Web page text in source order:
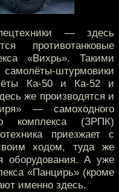
— здесь
противотанковые
«Вихрь». Такими
штурмовики
Ка-50 и Ка-52 и
же производятся и
— самоходного
комплекса (ЗРПК)
приезжает с
ходом, туда же
оборудования. А уже
«Панцирь» (кроме
именно здесь.